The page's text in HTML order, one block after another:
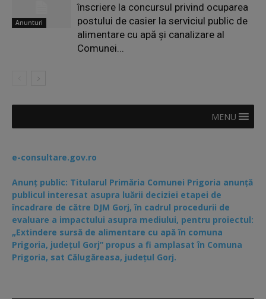
Anunturi
înscriere la concursul privind ocuparea
postului de casier la serviciul public de
alimentare cu apă și canalizare al
Comunei...
MENU
e-consultare.gov.ro
Anunț public: Titularul Primăria Comunei Prigoria anunță
publicul interesat asupra luării deciziei etapei de
încadrare de către DJM Gorj, în cadrul procedurii de
evaluare a impactului asupra mediului, pentru proiectul:
„Extindere sursă de alimentare cu apă în comuna
Prigoria, județul Gorj” propus a fi amplasat în Comuna
Prigoria, sat Călugăreasa, județul Gorj.